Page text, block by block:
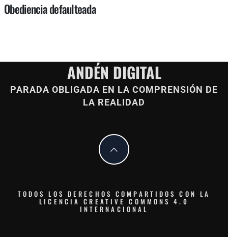
Obediencia defaulteada
ANDÉN DIGITAL
PARADA OBLIGADA EN LA COMPRENSIÓN DE
LA REALIDAD
TODOS LOS DERECHOS COMPARTIDOS CON LA
LICENCIA CREATIVE COMMONS 4.0
INTERNACIONAL